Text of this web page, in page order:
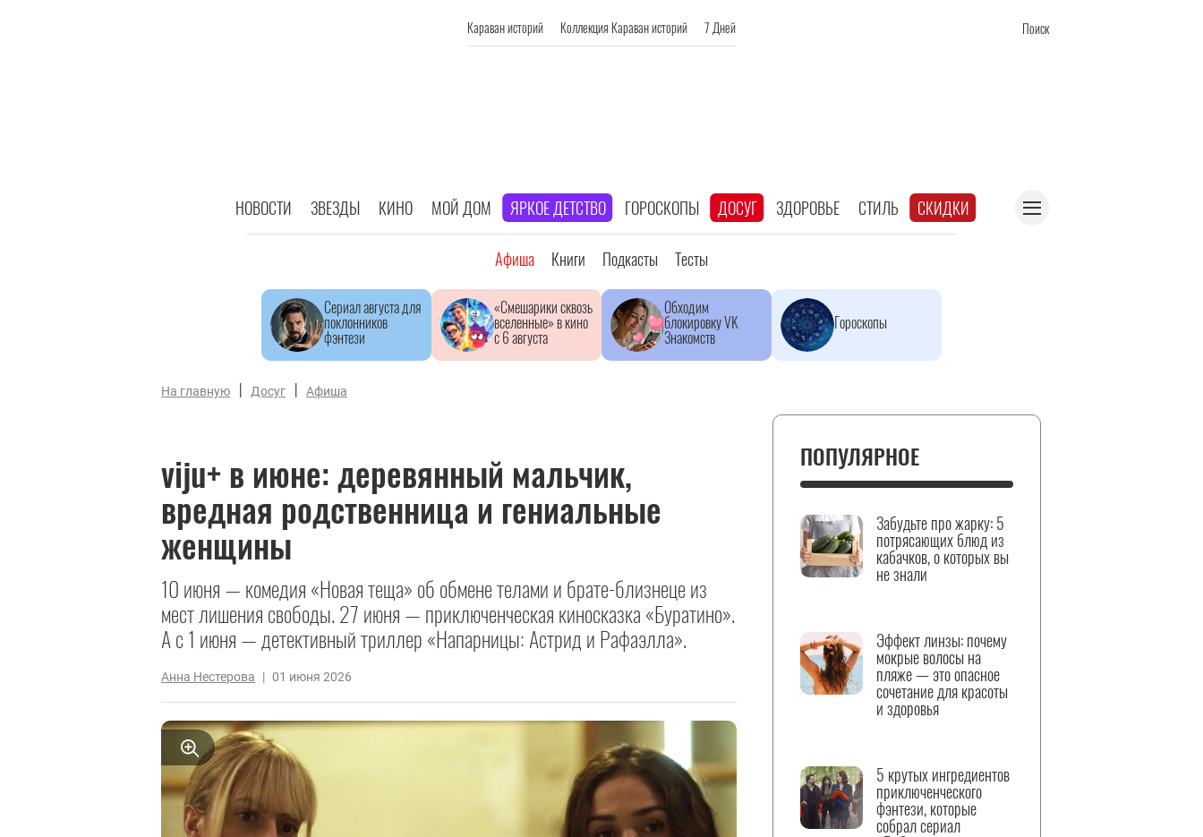
Караван историй Коллекция Караван историй 7 Дней Поиск
НОВОСТИ ЗВЕЗДЫ КИНО МОЙ ДОМ ЯРКОЕ ДЕТСТВО ГОРОСКОПЫ ДОСУГ ЗДОРОВЬЕ СТИЛЬ СКИДКИ
Афиша Книги Подкасты Тесты
Сериал августа для
поклонников
фэнтези
«Смешарики сквозь
вселенные» в кино
с 6 августа
Обходим
блокировку VK
Знакомств
Гороскопы
На главную | Досуг | Афиша
viju+ в июне: деревянный мальчик,
вредная родственница и гениальные
женщины
10 июня — комедия «Новая теща» об обмене телами и брате-близнеце из
мест лишения свободы. 27 июня — приключенческая киносказка «Буратино».
А с 1 июня — детективный триллер «Напарницы: Астрид и Рафаэлла».
Анна Нестерова | 01 июня 2026
ПОПУЛЯРНОЕ
Забудьте про жарку: 5
потрясающих блюд из
кабачков, о которых вы
не знали
Эффект линзы: почему
мокрые волосы на
пляже — это опасное
сочетание для красоты
и здоровья
5 крутых ингредиентов
приключенческого
фэнтези, которые
собрал сериал